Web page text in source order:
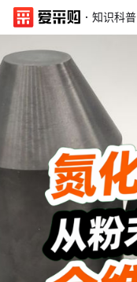
· 知识科普